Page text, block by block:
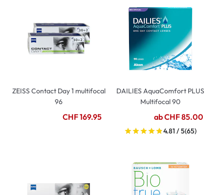
ZEISS Contact Day 1 multifocal
96
CHF 169.95
DAILIES AquaComfort PLUS
Multifocal 90
ab CHF 85.00
4.81 / 5(65)